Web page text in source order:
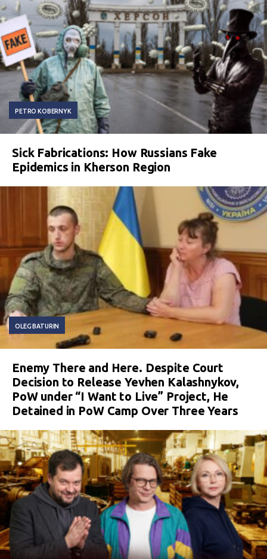
PETRO KOBERNYK
Sick Fabrications: How Russians Fake
Epidemics in Kherson Region
OLEG BATURIN
Enemy There and Here. Despite Court
Decision to Release Yevhen Kalashnykov,
PoW under “I Want to Live” Project, He
Detained in PoW Camp Over Three Years